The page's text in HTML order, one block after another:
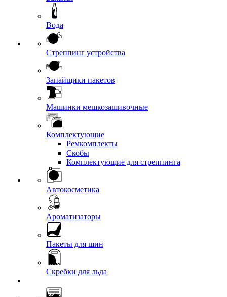
Вода
Стреппинг устройства
Запайщики пакетов
Машинки мешкозашивочные
Комплектующие
Ремкомплекты
Скобы
Комплектующие для стреппинга
Автокосметика
Ароматизаторы
Пакеты для шин
Скребки для льда